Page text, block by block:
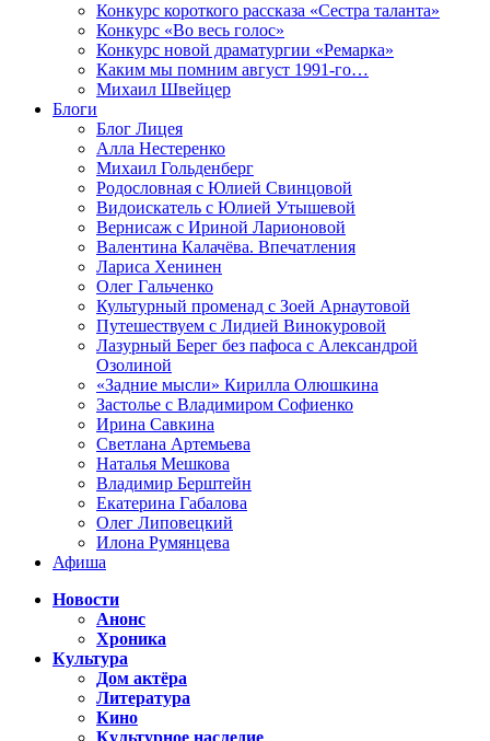
Конкурс короткого рассказа «Сестра таланта»
Конкурс «Во весь голос»
Конкурс новой драматургии «Ремарка»
Каким мы помним август 1991-го…
Михаил Швейцер
Блоги
Блог Лицея
Алла Нестеренко
Михаил Гольденберг
Родословная с Юлией Свинцовой
Видоискатель с Юлией Утышевой
Вернисаж с Ириной Ларионовой
Валентина Калачёва. Впечатления
Лариса Хенинен
Олег Гальченко
Культурный променад с Зоей Арнаутовой
Путешествуем с Лидией Винокуровой
Лазурный Берег без пафоса с Александрой
Озолиной
«Задние мысли» Кирилла Олюшкина
Застолье с Владимиром Софиенко
Ирина Савкина
Светлана Артемьева
Наталья Мешкова
Владимир Берштейн
Екатерина Габалова
Олег Липовецкий
Илона Румянцева
Афиша
Новости
Анонс
Хроника
Культура
Дом актёра
Литература
Кино